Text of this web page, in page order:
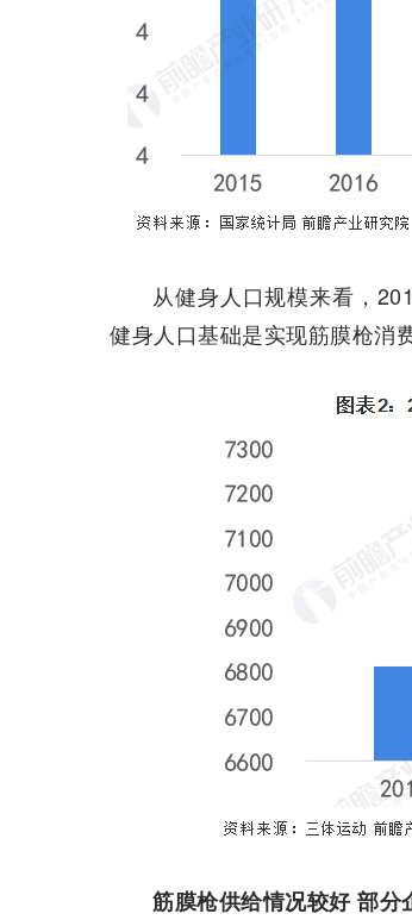
从健身人口规模来看，
健身人口基础是实现筋膜枪消
筋膜枪供给情况较好 部分